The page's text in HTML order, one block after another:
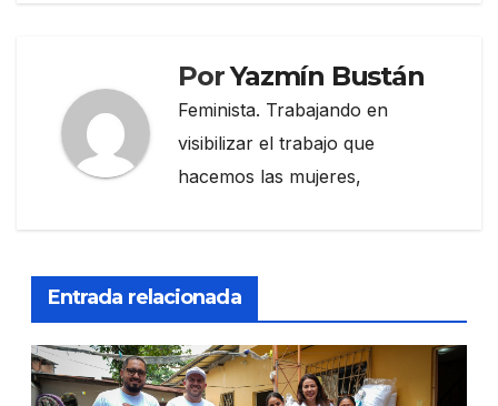
PorYazmín Bustán
Feminista. Trabajando en
visibilizar el trabajo que
hacemos las mujeres,
Entrada relacionada